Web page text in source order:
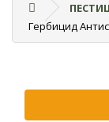
Гербицид